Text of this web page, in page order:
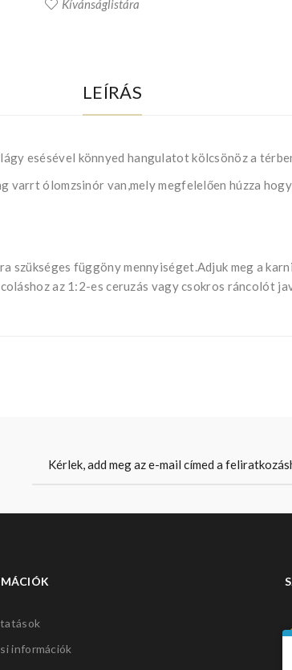
Kívánságlistára
LEÍRÁS
esésével könnyed hangulatot kölcsönöz a
ólomzsinór van,mely megfelelően húzza hogy
szükséges függöny mennyiséget.Adjuk meg a
az 1:2-es ceruzás vagy csokros ráncolót
információk